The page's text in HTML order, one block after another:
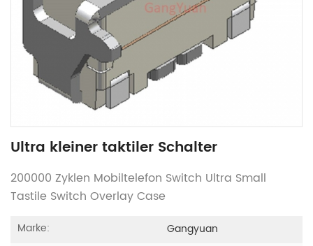
Ultra kleiner taktiler Schalter
200000 Zyklen Mobiltelefon Switch Ultra Small
Tastile Switch Overlay Case
Marke:
Gangyuan